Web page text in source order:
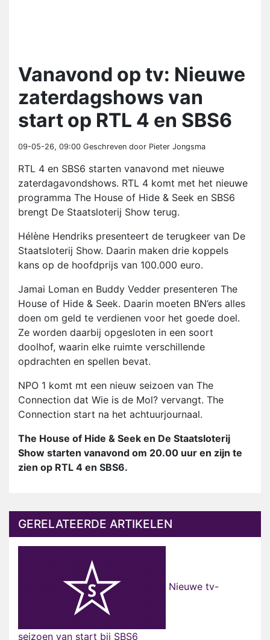
Vanavond op tv: Nieuwe
zaterdagshows van
start op RTL 4 en SBS6
09-05-26, 09:00 Geschreven door Pieter Jongsma
RTL 4 en SBS6 starten vanavond met nieuwe
zaterdagavondshows. RTL 4 komt met het nieuwe
programma The House of Hide & Seek en SBS6
brengt De Staatsloterij Show terug.
Hélène Hendriks presenteert de terugkeer van De
Staatsloterij Show. Daarin maken drie koppels
kans op de hoofdprijs van 100.000 euro.
Jamai Loman en Buddy Vedder presenteren The
House of Hide & Seek. Daarin moeten BN’ers alles
doen om geld te verdienen voor het goede doel.
Ze worden daarbij opgesloten in een soort
doolhof, waarin elke ruimte verschillende
opdrachten en spellen bevat.
NPO 1 komt mt een nieuw seizoen van The
Connection dat Wie is de Mol? vervangt. The
Connection start na het achtuurjournaal.
The House of Hide & Seek en De Staatsloterij
Show starten vanavond om 20.00 uur en zijn te
zien op RTL 4 en SBS6.
GERELATEERDE ARTIKELEN
Nieuwe tv-
seizoen van start bij SBS6